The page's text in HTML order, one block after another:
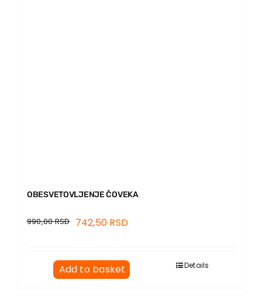
OBESVETOVLJENJE ČOVEKA
990,00RSD 742,50 RSD
Add to basket Details